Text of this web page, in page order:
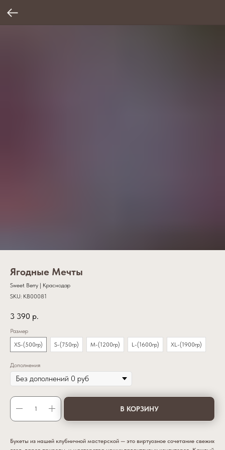
Ягодные Мечты
Sweet Berry | Краснодар
SKU: KB00081
3 390 р.
Размер
XS-(500гр)
S-(750гр) M-(1200гр) L-(1600гр) XL-(1900гр)
Дополнения
В КОРЗИНУ
Букеты из нашей клубничной мастерской — это виртуозное сочетание свежих